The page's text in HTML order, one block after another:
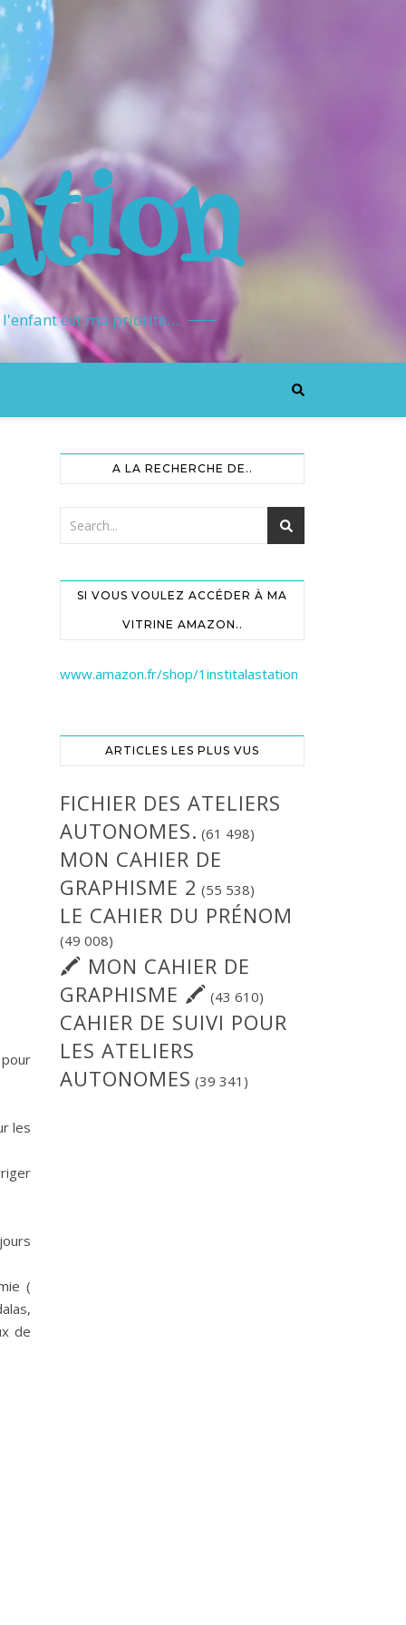
l'enfant est ma priorité…
les
(
de
A LA RECHERCHE DE..
SI VOUS VOULEZ ACCÉDER À MA
VITRINE AMAZON..
www.amazon.fr/shop/1institalastation
ARTICLES LES PLUS VUS
FICHIER DES ATELIERS
AUTONOMES. (61 498)
MON CAHIER DE
GRAPHISME 2 (55 538)
LE CAHIER DU PRÉNOM
(49 008)
🖍 MON CAHIER DE
GRAPHISME 🖍 (43 610)
CAHIER DE SUIVI POUR
LES ATELIERS
AUTONOMES (39 341)